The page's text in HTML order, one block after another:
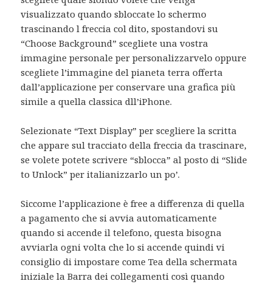
visualizzato quando sbloccate lo schermo
trascinando l freccia col dito, spostandovi su
“Choose Background” scegliete una vostra
immagine personale per personalizzarvelo oppure
scegliete l’immagine del pianeta terra offerta
dall’applicazione per conservare una grafica più
simile a quella classica dll’iPhone.
Selezionate “Text Display” per scegliere la scritta
che appare sul tracciato della freccia da trascinare,
se volete potete scrivere “sblocca” al posto di “Slide
to Unlock” per italianizzarlo un po’.
Siccome l’applicazione è free a differenza di quella
a pagamento che si avvia automaticamente
quando si accende il telefono, questa bisogna
avviarla ogni volta che lo si accende quindi vi
consiglio di impostare come Tea della schermata
iniziale la Barra dei collegamenti così quando